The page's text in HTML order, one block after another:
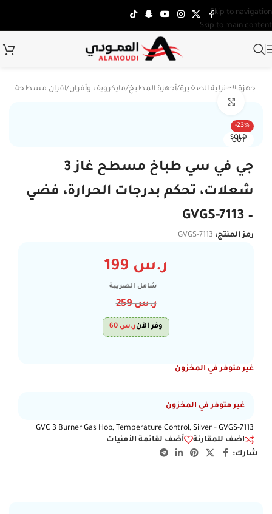
Skip to navigation
Skip to main content
الأجهزة المنزلية الصغيرة/أجهزة المطبخ/مايكرويف وأفران/افران مسطحة
-23%
SOLD
OUT
جي في سي طباخ مسطح غاز 3
شعلات، تحكم بدرجات الحرارة، فضي
– GVGS-7113
رمز المنتج: GVGS-7113
ر.س
شامل الضريبة
ر.س259
وفر الآنر.س
غير متوفر في المخزون
غير متوفر في المخزون
GVC 3 Burner Gas Hob, Temperature Control, Silver – GVGS-7113
اضف للمقارنة
أضف لقائمة الأمنيات
شارك: